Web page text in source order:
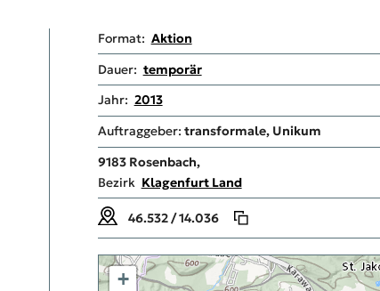
Format: Aktion
Dauer: temporär
Jahr: 2013
Auftraggeber:transformale, Unikum
9183 Rosenbach,
Bezirk Klagenfurt Land
46.532 / 14.036
+